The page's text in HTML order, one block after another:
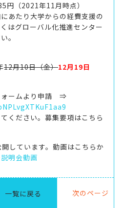
（2021年11月時点）
あたり大学からの経費支援の
はグローバル化推進センター
。
12月10日（金）12月19日
ォームより申請 ⇒
ください。募集要項はこちら
開しています。動画はこちらか
説明会動画
一覧に戻る 次のページ